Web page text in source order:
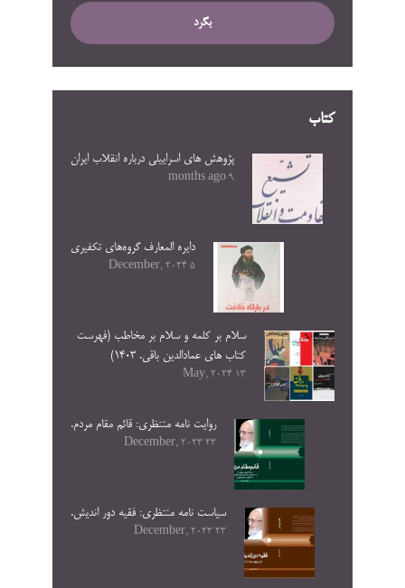
بگرد
کتاب
پژوهش های اسراییلی درباره انقلاب ایران
9 months ago
دایره المعارف گروه‌های تکفیری
5 December, 2024
سلام بر کلمه و سلام بر مخاطب (فهرست
کتاب های عمادالدین باقی. ۱۴۰۳)
13 May, 2024
روایت نامه منتظری: قائم مقام مردم.
23 December, 2023
سیاست نامه منتظری: فقیه دور اندیش.
23 December, 2023